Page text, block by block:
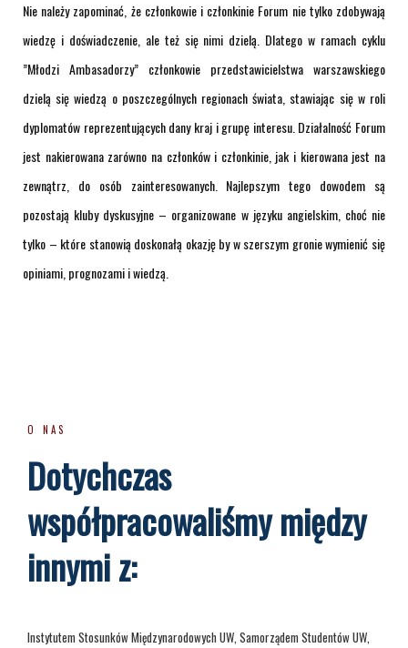
Nie należy zapominać, że członkowie i członkinie Forum nie tylko zdobywają
wiedzę i doświadczenie, ale też się nimi dzielą. Dlatego w ramach cyklu
”Młodzi Ambasadorzy” członkowie przedstawicielstwa warszawskiego
dzielą się wiedzą o poszczególnych regionach świata, stawiając się w roli
dyplomatów reprezentujących dany kraj i grupę interesu. Działalność Forum
jest nakierowana zarówno na członków i członkinie, jak i kierowana jest na
zewnątrz, do osób zainteresowanych. Najlepszym tego dowodem są
pozostają kluby dyskusyjne – organizowane w języku angielskim, choć nie
tylko – które stanowią doskonałą okazję by w szerszym gronie wymienić się
opiniami, prognozami i wiedzą.
O NAS
Dotychczas
współpracowaliśmy między
innymi z:
Instytutem Stosunków Międzynarodowych UW, Samorządem Studentów UW,